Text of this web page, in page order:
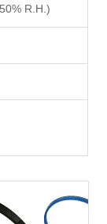
R.H.)